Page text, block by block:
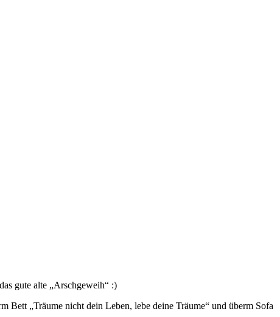
gute alte „Arschgeweih“ :)
Bett „Träume nicht dein Leben, lebe deine Träume“ und überm Sofa